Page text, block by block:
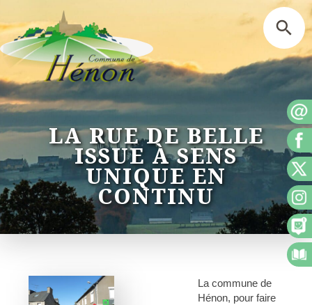
LA RUE DE BELLE
ISSUE À SENS
UNIQUE EN
CONTINU
La commune de
Hénon, pour faire